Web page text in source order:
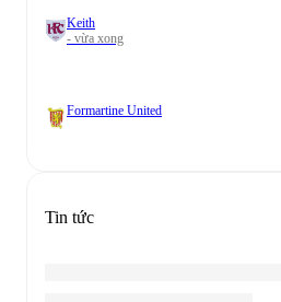
Keith
- vừa xong
Formartine United
Tin tức